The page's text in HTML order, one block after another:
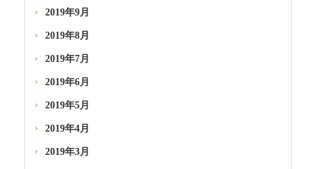
2019年9月
2019年8月
2019年7月
2019年6月
2019年5月
2019年4月
2019年3月